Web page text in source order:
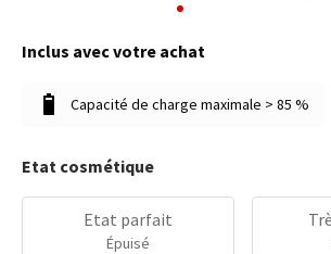
Inclus avec votre achat
Capacité de charge maximale > 85 %
Etat cosmétique
Etat parfait
Épuisé